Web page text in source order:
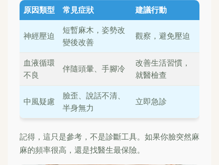
原因類型 常見症狀 建議行動
神經壓迫
短暫麻木，姿勢改
變後改善
觀察，避免壓迫
血液循環
不良
伴隨頭暈、手腳冷
改善生活習慣，
就醫檢查
中風疑慮
臉歪、說話不清、
半身無力
立即急診
記得，這只是參考，不是診斷工具。如果你臉突然麻
麻的頻率很高，還是找醫生最保險。